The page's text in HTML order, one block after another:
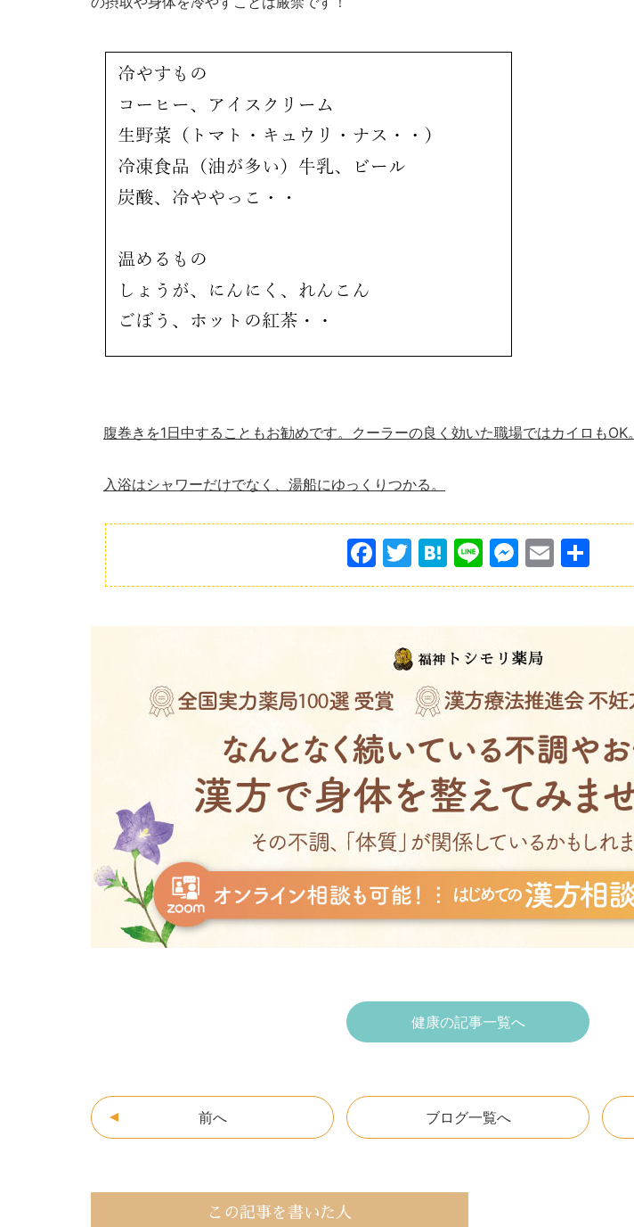
腹巻きを1日中することもお勧めです。クーラーの良く効いた職場ではカイロもOK。
入浴はシャワーだけでなく、湯船にゆっくりつかる。
F
a
e
b
o
k
T
w
er
H
at
n
a
Li
n
M
e
s
e
n
er
E
m
l
共
有
健康の記事一覧へ
ブログ一覧へ
前へ
この記事を書いた人